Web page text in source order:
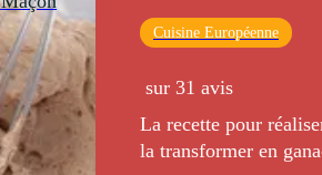
Cuisine Européenne
sur 31 avis
La recette pour
la transformer en